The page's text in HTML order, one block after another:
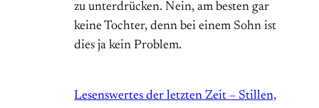
zu unterdrücken. Nein, am besten gar
keine Tochter, denn bei einem Sohn ist
dies ja kein Problem.
Lesenswertes der letzten Zeit – Stillen,